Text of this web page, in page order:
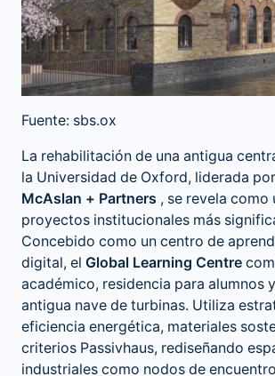
Fuente: sbs.ox
La rehabilitación de una antigua
la Universidad de Oxford, liderada por
McAslan + Partners , se revela como
proyectos institucionales más
Concebido como un centro de
digital, el Global Learning Centre
académico, residencia para alumnos
antigua nave de turbinas. Utiliza
eficiencia energética, materiales
criterios Passivhaus, rediseñando
industriales como nodos de